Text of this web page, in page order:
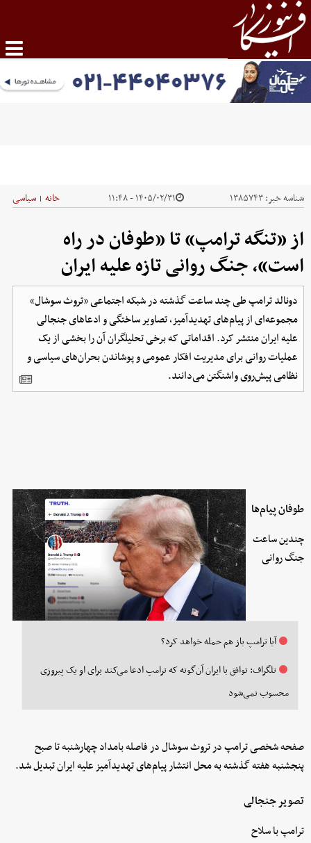
شناسه خبر:۱۳۸۵۷۴۳ ۱۴۰۵/۰۲/۳۱ - ۱۱:۴۸ خانه | سیاسی
از «تنگه ترامپ» تا «طوفان در راه
است»، جنگ روانی تازه علیه ایران
دونالد ترامپ طی چند ساعت گذشته در شبکه اجتماعی «تروث سوشال»
مجموعه‌ای از پیام‌های تهدیدآمیز، تصاویر ساختگی و ادعاهای جنجالی
علیه ایران منتشر کرد. اقداماتی که برخی تحلیلگران آن را بخشی از یک
عملیات روانی برای مدیریت افکار عمومی و پوشاندن بحران‌های سیاسی و
نظامی پیش‌روی واشنگتن می‌دانند.
طوفان پیام‌ها
چندین ساعت
جنگ روانی
آیا ترامپ باز هم حمله خواهد کرد؟
تلگراف: توافق با ایران آن‌گونه که ترامپ ادعا می‌کند برای او یک پیروزی
محسوب نمی‌شود
صفحه شخصی ترامپ در تروث سوشال در فاصله بامداد چهارشنبه تا صبح
پنجشنبه هفته گذشته به محل انتشار پیام‌های تهدیدآمیز علیه ایران تبدیل شد.
تصویر جنجالی
ترامپ با سلاح